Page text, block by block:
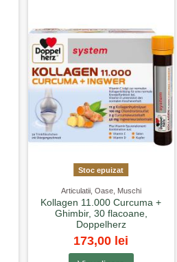
Stoc epuizat
Articulatii, Oase, Muschi
Kollagen 11.000 Curcuma +
Ghimbir, 30 flacoane,
Doppelherz
173,00 lei